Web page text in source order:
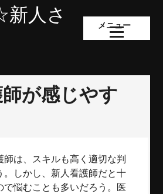
人さ
メニュー
が感じやす
師は、スキルも高く適切な判
。しかし、新人看護師だと十
で悩むことも多いだろう。医